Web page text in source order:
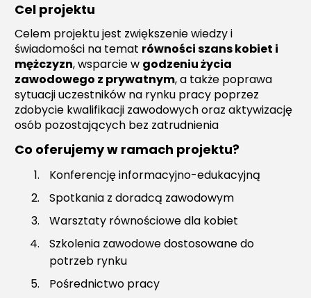
Cel projektu
Celem projektu jest zwiększenie wiedzy i
świadomości na temat równości szans kobiet i
mężczyzn, wsparcie w godzeniu życia
zawodowego z prywatnym, a także poprawa
sytuacji uczestników na rynku pracy poprzez
zdobycie kwalifikacji zawodowych oraz aktywizację
osób pozostających bez zatrudnienia
Co oferujemy w ramach projektu?
Konferencję informacyjno-edukacyjną
Spotkania z doradcą zawodowym
Warsztaty równościowe dla kobiet
Szkolenia zawodowe dostosowane do
potrzeb rynku
Pośrednictwo pracy